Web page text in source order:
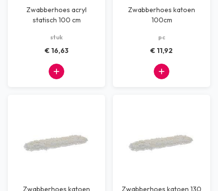
Zwabberhoes acryl
statisch 100 cm
stuk
€ 16,63
Zwabberhoes katoen
100cm
pc
€ 11,92
Zwabberhoes katoen Zwabberhoes katoen 130